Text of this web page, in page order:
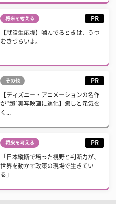
将来を考える PR
【就活生応援】噛んでるときは、うつ
むきづらいよ。
その他 PR
【ディズニー・アニメーションの名作
が“超”実写映画に進化】癒しと元気を
く...
将来を考える PR
「日本縦断で培った視野と判断力が、
世界を動かす政策の現場で生きてい
る」